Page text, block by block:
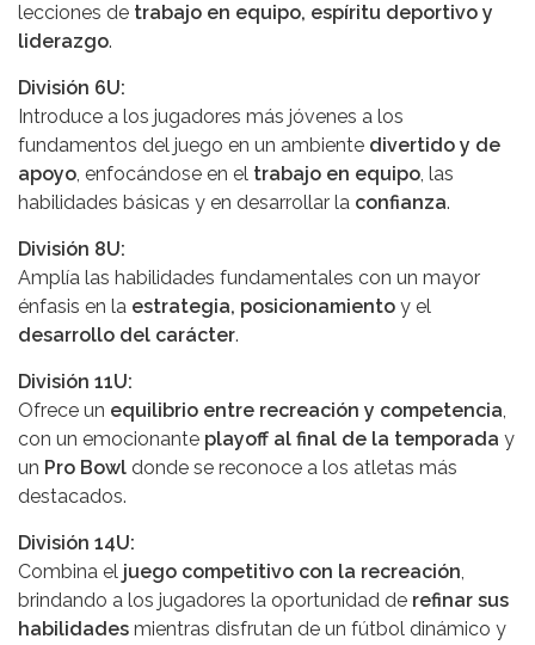
lecciones de trabajo en equipo, espíritu deportivo y
liderazgo.
División 6U:
Introduce a los jugadores más jóvenes a los
fundamentos del juego en un ambiente divertido y de
apoyo, enfocándose en el trabajo en equipo, las
habilidades básicas y en desarrollar la confianza.
División 8U:
Amplía las habilidades fundamentales con un mayor
énfasis en la estrategia, posicionamiento y el
desarrollo del carácter.
División 11U:
Ofrece un equilibrio entre recreación y competencia,
con un emocionante playoff al final de la temporada y
un Pro Bowl donde se reconoce a los atletas más
destacados.
División 14U:
Combina el juego competitivo con la recreación,
brindando a los jugadores la oportunidad de refinar sus
habilidades mientras disfrutan de un fútbol dinámico y